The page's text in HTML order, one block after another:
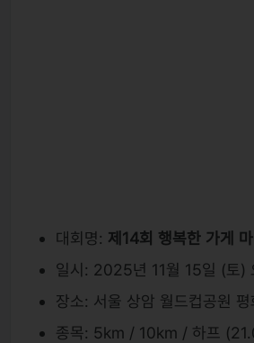
대회명: 제14회 행복한 가게
일시: 2025년 11월 15일 (토)
장소: 서울 상암 월드컵공원 평
종목: 5km / 10km / 하프